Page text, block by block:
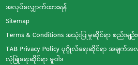
အလုပ်လျှောက်ထားရန်
Sitemap
Terms & Conditions အသုံးပြုမှုဆိုင်ရာ စည်းမျဉ်
TAB Privacy Policy ပုဂ္ဂိုလ်ရေးဆိုင်ရာ အချက်
လုံခြုံရေးဆိုင်ရာ မူဝါဒ